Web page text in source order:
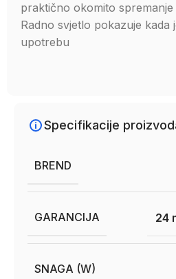
praktično okomito spremanje
Radno svjetlo pokazuje kada
upotrebu
Specifikacije
BREND
GARANCIJA 24
SNAGA (W)